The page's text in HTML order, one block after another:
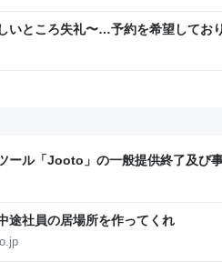
いところ失礼〜…予約を希望してお
は…」と丁寧に話されるより、受け
な
ール「Jooto」の一般提供終了及び
途社員の居場所を作ってくれ